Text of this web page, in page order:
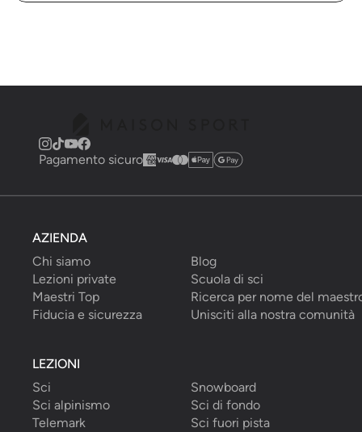
Pagamento sicuro
AZIENDA
Chi siamo
Blog
Lezioni private
Scuola di sci
Maestri Top
Ricerca per nome del
Fiducia e sicurezza
Unisciti alla nostra comunità
LEZIONI
Sci
Snowboard
Sci alpinismo
Sci di fondo
Telemark
Sci fuori pista